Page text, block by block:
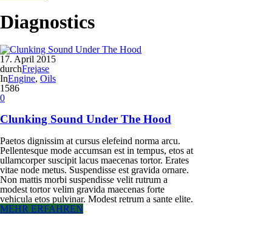
Diagnostics
17. April 2015
durchFrejase
InEngine, Oils
1586
0
Clunking Sound Under The Hood
Paetos dignissim at cursus elefeind norma arcu.
Pellentesque mode accumsan est in tempus, etos at
ullamcorper suscipit lacus maecenas tortor. Erates
vitae node metus. Suspendisse est gravida ornare.
Non mattis morbi suspendisse velit rutrum a
modest tortor velim gravida maecenas forte
vehicula etos pulvinar. Modest retrum a sante elite.
MEHR ERFAHREN